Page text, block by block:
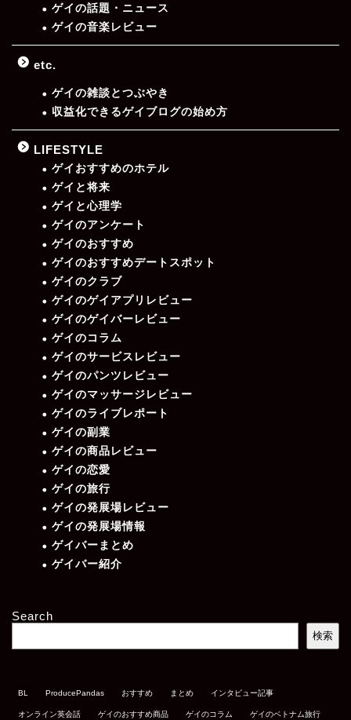
ゲイの話題・ニュース
ゲイの音楽レビュー
etc.
ゲイの雑談とつぶやき
収益化できるゲイブログの始め方
LIFESTYLE
ゲイおすすめのホテル
ゲイと将来
ゲイと心理学
ゲイのアンケート
ゲイのおすすめ
ゲイのおすすめデートスポット
ゲイのクラブ
ゲイのゲイアプリレビュー
ゲイのゲイバーレビュー
ゲイのコラム
ゲイのサービスレビュー
ゲイのパンツレビュー
ゲイのマッサージレビュー
ゲイのライブレポート
ゲイの副業
ゲイの商品レビュー
ゲイの恋愛
ゲイの旅行
ゲイの発展場レビュー
ゲイの発展場情報
ゲイバーまとめ
ゲイバー紹介
Search
検索
BL ProducePandas おすすめ まとめ インタビュー記事
オンライン英会話 ゲイのおすすめ商品 ゲイのコラム ゲイのベトナム旅行